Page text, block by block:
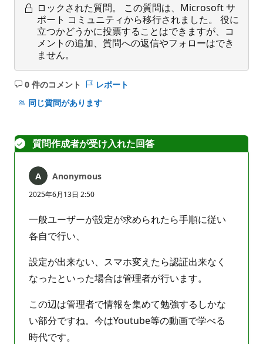
ロックされた質問。
この質問は、Microsoft サ
ポート コミュニティから移行されました。 役に
立つかどうかに投票することはできますが、コ
メントの追加、質問への返信やフォローはでき
ません。
0 件のコメント
コ
メ
は
あ
ま
ん
レポート
同じ質問があります
質問作成者が受け入れた回答
Anonymous
2025年6月13日 2:50
一般ユーザーが設定が求められたら手順に従い
各自で行い、
設定が出来ない、スマホ変えたら認証出来なく
なったといった場合は管理者が行います。
この辺は管理者で情報を集めて勉強するしかな
い部分ですね。今はYoutube等の動画で学べる
時代です。